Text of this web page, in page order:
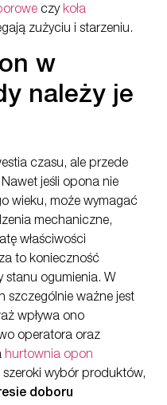
czy koła
zużyciu i starzeniu.
w
należy je
czasu, ale przede
jeśli opona nie
wieku, może wymagać
mechaniczne,
właściwości
to konieczność
stanu ogumienia. W
szczególnie ważne jest
wpływa ono
operatora oraz
hurtownia opon
szeroki wybór produktów,
doboru